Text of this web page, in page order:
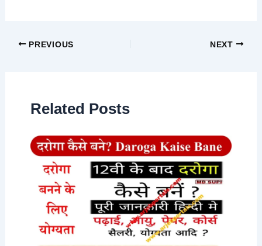
PREVIOUS NEXT
Related Posts